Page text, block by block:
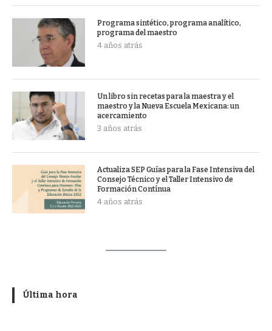
Programa sintético, programa analítico,
programa del maestro
4 años atrás
Un libro sin recetas para la maestra y el
maestro y la Nueva Escuela Mexicana: un
acercamiento
3 años atrás
Actualiza SEP Guías para la Fase Intensiva del
Consejo Técnico y el Taller Intensivo de
Formación Contínua
4 años atrás
Última hora